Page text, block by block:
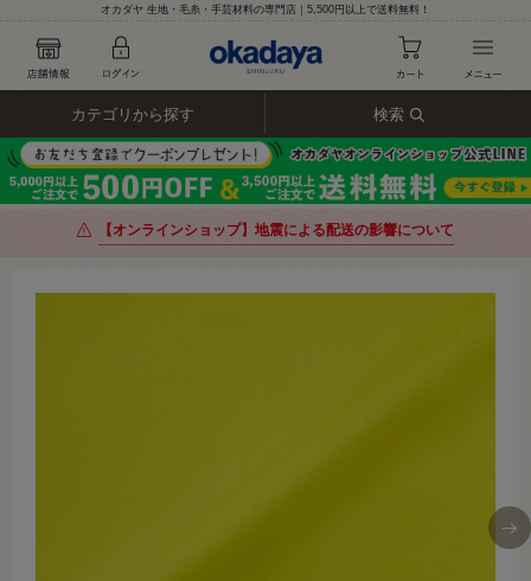
オカダヤ 生地・毛糸・手芸材料の専門店｜5,500円以上で送料無料！
カテゴリから探す 検索
【オンラインショップ】地震による配送の影響について